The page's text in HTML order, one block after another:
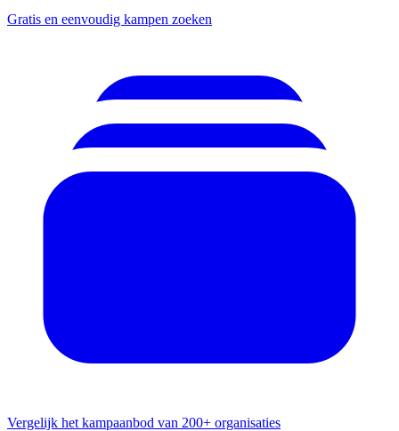
Gratis en eenvoudig kampen zoeken
Vergelijk het kampaanbod van 200+ organisaties